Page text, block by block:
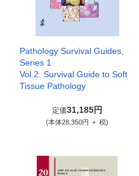
Pathology Survival Guides,
Series 1
Vol.2: Survival Guide to Soft
Tissue Pathology
定価31,185円
(本体28,350円 ＋ 税)